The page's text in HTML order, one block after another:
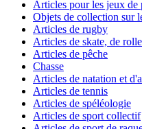
Articles pour les jeux de
Objets de collection sur
Articles de rugby
Articles de skate, de
Articles de pêche
Chasse
Articles de natation et
Articles de tennis
Articles de spéléologie
Articles de sport collectif